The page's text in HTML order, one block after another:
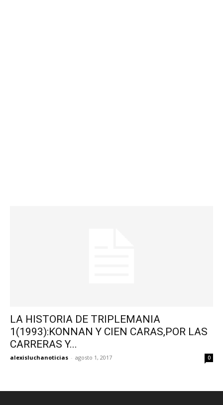
LA HISTORIA DE TRIPLEMANIA
1(1993):KONNAN Y CIEN CARAS,POR LAS
CARRERAS Y...
alexisluchanoticias - agosto 1, 2017 0